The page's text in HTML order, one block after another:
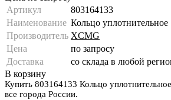
Артикул
803164133
Наименование Кольцо
Производитель XCMG
Цена
по запросу
Доставка
со склада в любой
В корзину
Купить 803164133 Кольцо
все города России.